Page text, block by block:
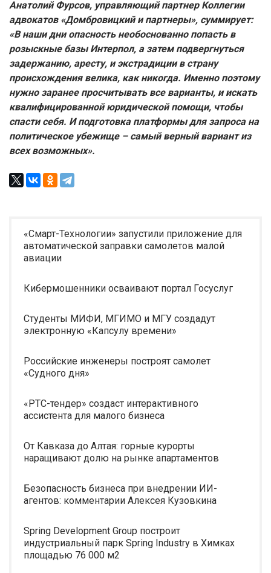
Анатолий Фурсов, управляющий партнер Коллегии
адвокатов «Домбровицкий и партнеры», суммирует:
«В наши дни опасность необоснованно попасть в
розыскные базы Интерпол, а затем подвергнуться
задержанию, аресту, и экстрадиции в страну
происхождения велика, как никогда. Именно поэтому
нужно заранее просчитывать все варианты, и искать
квалифицированной юридической помощи, чтобы
спасти себя. И подготовка платформы для запроса на
политическое убежище – самый верный вариант из
всех возможных».
«Смарт-Технологии» запустили приложение для
автоматической заправки самолетов малой
авиации
Кибермошенники осваивают портал Госуслуг
Студенты МИФИ, МГИМО и МГУ создадут
электронную «Капсулу времени»
Российские инженеры построят самолет
«Судного дня»
«РТС-тендер» создаст интерактивного
ассистента для малого бизнеса
От Кавказа до Алтая: горные курорты
наращивают долю на рынке апартаментов
Безопасность бизнеса при внедрении ИИ-
агентов: комментарии Алексея Кузовкина
Spring Development Group построит
индустриальный парк Spring Industry в Химках
площадью 76 000 м2